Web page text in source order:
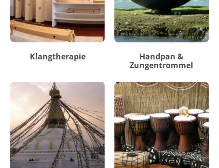
Klangtherapie
Handpan &
Zungentrommel